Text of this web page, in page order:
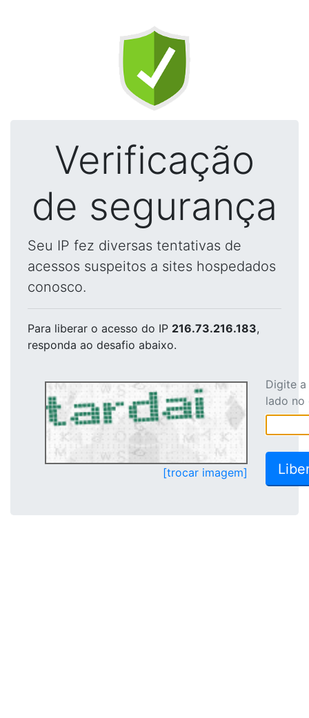
Verificação
de segurança
Seu IP fez diversas tentativas de
acessos suspeitos a sites hospedados
conosco.
Para liberar o acesso do IP 216.73.216.183,
responda ao desafio abaixo.
[trocar imagem]
Digite
lado no